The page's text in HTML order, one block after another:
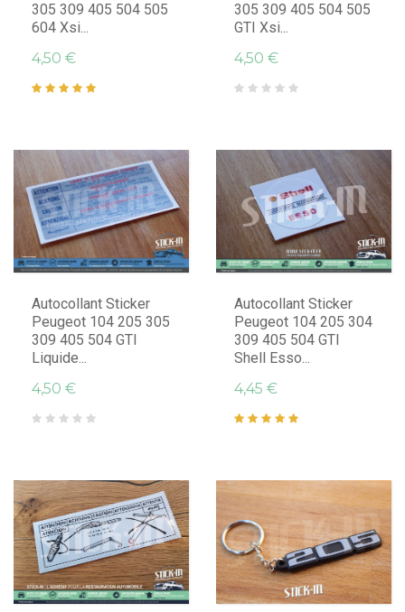
305 309 405 504 505
604 Xsi...
4,50 €
305 309 405 504 505
GTI Xsi...
4,50 €
Autocollant Sticker
Peugeot 104 205 305
309 405 504 GTI
Liquide...
4,50 €
Autocollant Sticker
Peugeot 104 205 304
309 405 504 GTI
Shell Esso...
4,45 €